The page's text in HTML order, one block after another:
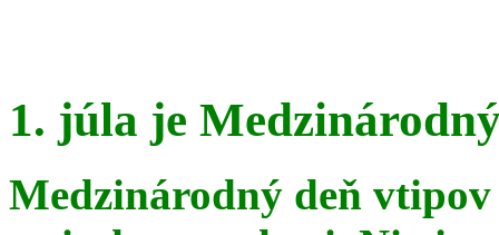
1. júla je
Medzinárodný deň